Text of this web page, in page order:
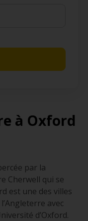
à Oxford
par la
Cherwell qui se
est une des villes
avec
d’Oxford.